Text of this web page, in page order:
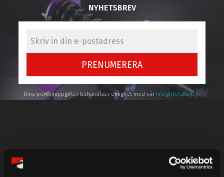
NYHETSBREV
PRENUMERERA
Dina personuppgifter behandlas i enlighet med vår integritetspolicy.
Semestertider.